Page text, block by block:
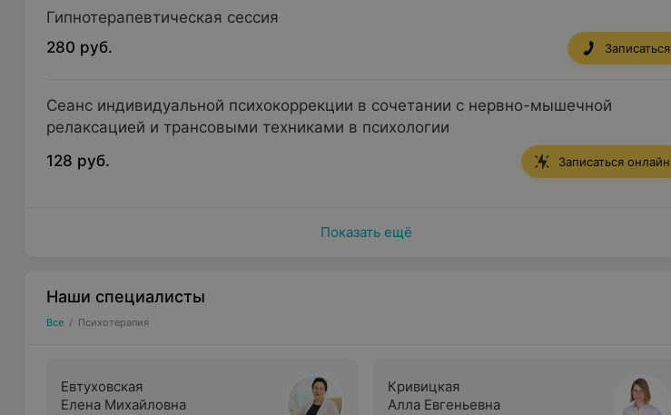
Гипнотерапевтическая сессия
280 руб.
Записаться
Сеанс индивидуальной психокоррекции в сочетании с нервно-мышечной
релаксацией и трансовыми техниками в психологии
128 руб.
Записаться онлайн
Показать ещё
Наши специалисты
Все / Психотерапия
Евтуховская
Елена Михайловна
Кривицкая
Алла Евгеньевна